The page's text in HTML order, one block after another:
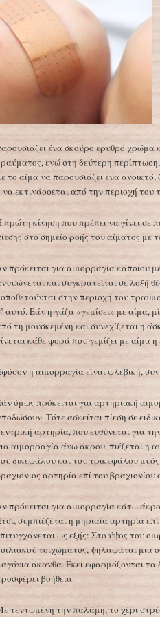
ένα σκούρο ερυθρό χρώμα
ενώ στη δεύτερη
το αίμα να παρουσιάζει ένα
να εκτινάσσεται από την περιοχή του
πρώτη κίνηση που πρέπει να γίνει σε
στο σημείο ροής του αίματος με
πρόκειται για αιμορραγία κάποιου
και συγκρατείται σε λοξή
στην περιοχή του
αυτό. Εάν η γάζα «γεμίσει» με αίμα,
τη μουσκεμένη και συνεχίζεται η
κάθε φορά που γεμίζει με αίμα
η αιμορραγία είναι φλεβική,
όμως πρόκειται για αρτηριακή
Τότε ασκείται πίεση σε
αρτηρία, που ευθύνεται για
αιμορραγία άνω άκρου, πιέζεται η
δικεφάλου και του τρικεφάλου
αρτηρία επί του βραχιονίου
πρόκειται για αιμορραγία κάτω
συμπιέζεται η μηριαία αρτηρία
ως εξής: Στο ύψος του
τοιχώματος, ψηλαφάται μια
άκανθα. Εκεί εφαρμόζονται
βοήθεια.
τεντωμένη την παλάμη, το χέρι